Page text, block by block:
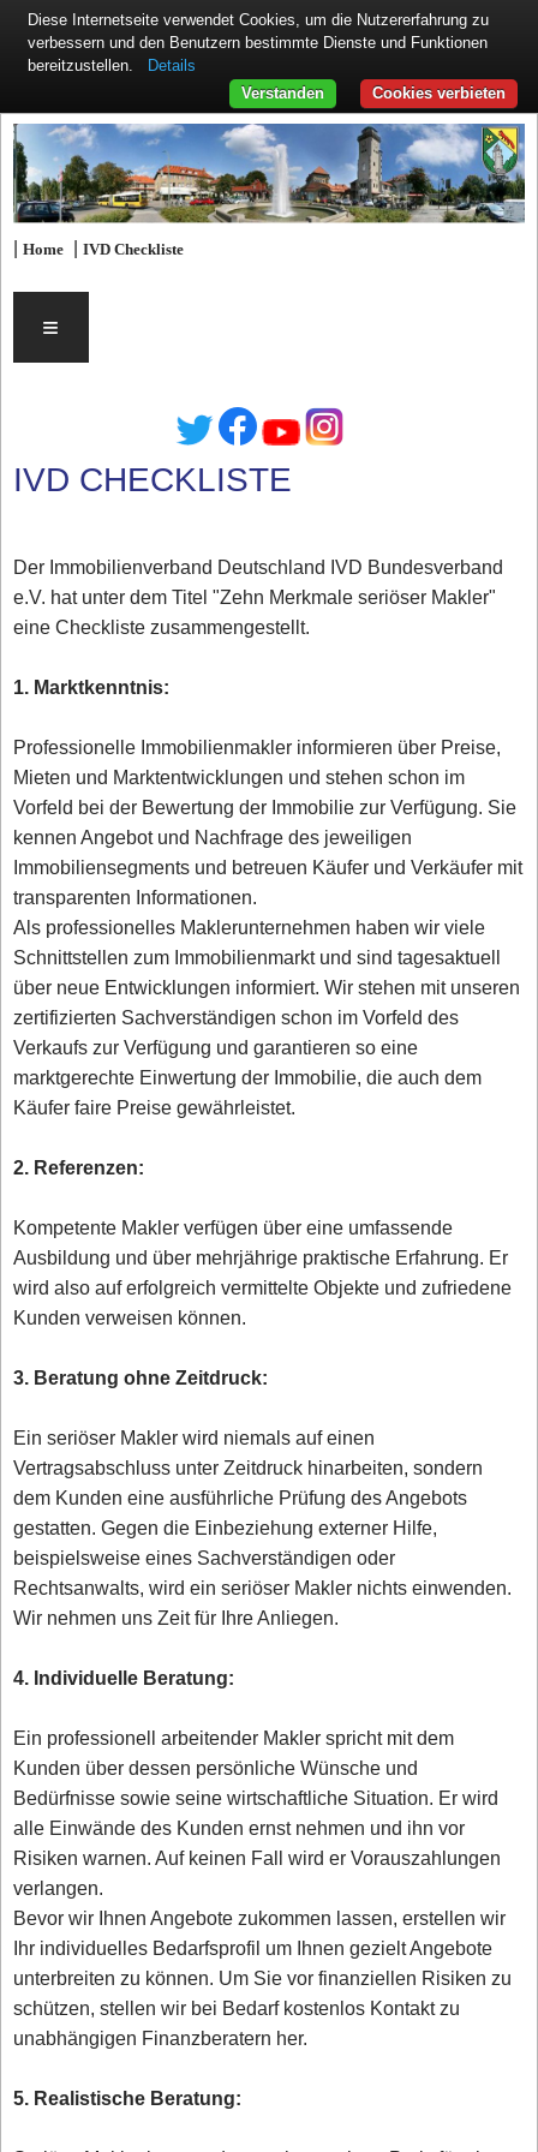
|Home |IVD Checkliste
≡
IVD CHECKLISTE
Der Immobilienverband Deutschland IVD Bundesverband
e.V. hat unter dem Titel "Zehn Merkmale seriöser Makler"
eine Checkliste zusammengestellt.
1. Marktkenntnis:
Professionelle Immobilienmakler informieren über Preise,
Mieten und Marktentwicklungen und stehen schon im
Vorfeld bei der Bewertung der Immobilie zur Verfügung. Sie
kennen Angebot und Nachfrage des jeweiligen
Immobiliensegments und betreuen Käufer und Verkäufer mit
transparenten Informationen.
Als professionelles Maklerunternehmen haben wir viele
Schnittstellen zum Immobilienmarkt und sind tagesaktuell
über neue Entwicklungen informiert. Wir stehen mit unseren
zertifizierten Sachverständigen schon im Vorfeld des
Verkaufs zur Verfügung und garantieren so eine
marktgerechte Einwertung der Immobilie, die auch dem
Käufer faire Preise gewährleistet.
2. Referenzen:
Kompetente Makler verfügen über eine umfassende
Ausbildung und über mehrjährige praktische Erfahrung. Er
wird also auf erfolgreich vermittelte Objekte und zufriedene
Kunden verweisen können.
3. Beratung ohne Zeitdruck:
Ein seriöser Makler wird niemals auf einen
Vertragsabschluss unter Zeitdruck hinarbeiten, sondern
dem Kunden eine ausführliche Prüfung des Angebots
gestatten. Gegen die Einbeziehung externer Hilfe,
beispielsweise eines Sachverständigen oder
Rechtsanwalts, wird ein seriöser Makler nichts einwenden.
Wir nehmen uns Zeit für Ihre Anliegen.
4. Individuelle Beratung:
Ein professionell arbeitender Makler spricht mit dem
Kunden über dessen persönliche Wünsche und
Bedürfnisse sowie seine wirtschaftliche Situation. Er wird
alle Einwände des Kunden ernst nehmen und ihn vor
Risiken warnen. Auf keinen Fall wird er Vorauszahlungen
verlangen.
Bevor wir Ihnen Angebote zukommen lassen, erstellen wir
Ihr individuelles Bedarfsprofil um Ihnen gezielt Angebote
unterbreiten zu können. Um Sie vor finanziellen Risiken zu
schützen, stellen wir bei Bedarf kostenlos Kontakt zu
unabhängigen Finanzberatern her.
5. Realistische Beratung:
Diese Internetseite verwendet Cookies, um die Nutzererfahrung zu
verbessern und den Benutzern bestimmte Dienste und Funktionen
bereitzustellen.
Details
Cookies verbieten
Verstanden